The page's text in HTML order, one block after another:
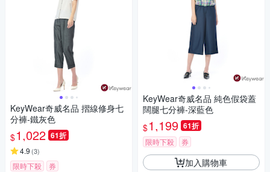
KeyWear奇威名品 摺線修身七
分褲-鐵灰色
$1,022 61折
4.9 (3)
限時下殺 券
KeyWear奇威名品 純色假袋蓋
闊腿七分褲-深藍色
$1,199 61折
限時下殺 券
加入購物車